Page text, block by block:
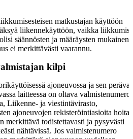
matkustajan käyttöön
liikennekäyttöön, vaikka
säännösten ja määräysten mukainen,
ei merkittävästi vaarannu.
kilpi
ajoneuvossa ja sen
laitteessa on oltava valmistenumero.
Liikenne- ja viestintävirasto,
ajoneuvojen rekisteröintiasioita
merkittävä todistettavasti ja pysyvästi
nähtävissä. Jos valmistenumero